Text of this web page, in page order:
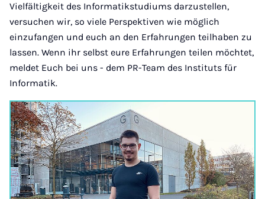
Vielfältigkeit des Informatikstudiums darzustellen,
versuchen wir, so viele Perspektiven wie möglich
einzufangen und euch an den Erfahrungen teilhaben zu
lassen. Wenn ihr selbst eure Erfahrungen teilen möchtet,
meldet Euch bei uns - dem PR-Team des Instituts für
Informatik.